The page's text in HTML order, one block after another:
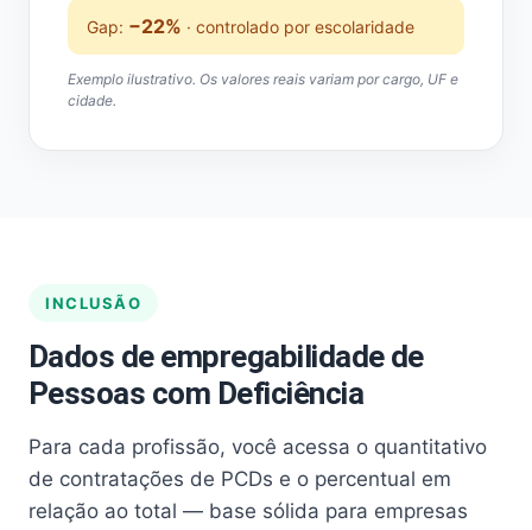
Gap: −22% · controlado por escolaridade
Exemplo ilustrativo. Os valores reais variam por cargo, UF e
cidade.
INCLUSÃO
Dados de empregabilidade de
Pessoas com Deficiência
Para cada profissão, você acessa o quantitativo
de contratações de PCDs e o percentual em
relação ao total — base sólida para empresas